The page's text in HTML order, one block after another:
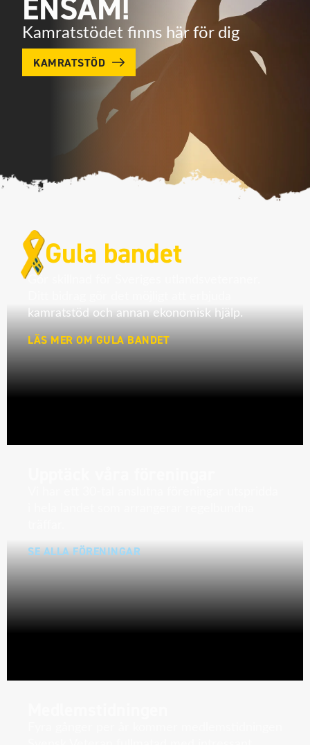
ENSAM!
Kamratstödet finns här för dig
KAMRATSTÖD
Gula bandet
kamratstöd och annan ekonomisk hjälp.
LÄS MER OM GULA BANDET
SE ALLA FÖRENINGAR